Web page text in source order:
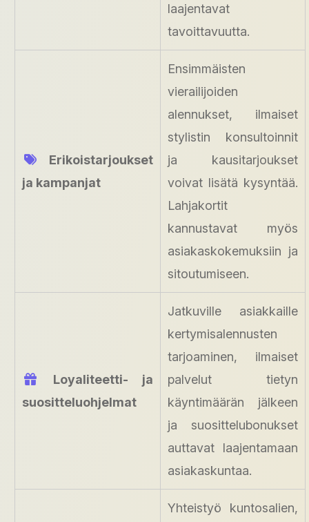
laajentavat
tavoittavuutta.
Erikoistarjoukset
ja kampanjat
Ensimmäisten
vierailijoiden
alennukset, ilmaiset
stylistin konsultoinnit
ja kausitarjoukset
voivat lisätä kysyntää.
Lahjakortit
kannustavat myös
asiakaskokemuksiin ja
sitoutumiseen.
Loyaliteetti- ja
suositteluohjelmat
Jatkuville asiakkaille
kertymisalennusten
tarjoaminen, ilmaiset
palvelut tietyn
käyntimäärän jälkeen
ja suosittelubonukset
auttavat laajentamaan
asiakaskuntaa.
Yhteistyö kuntosalien,